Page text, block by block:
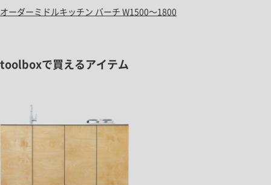
オーダーミドルキッチン バーチ W1500～1800
toolboxで買えるアイテム